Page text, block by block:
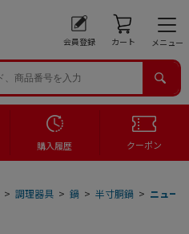
会員登録 カート メニュー
購入履歴 クーポン
> 調理器具 > 鍋 > 半寸胴鍋 > ニュー